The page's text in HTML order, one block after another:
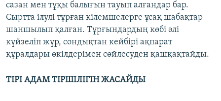
сазан мен тұқы балығын тауып алғандар бар.
Сыртта ілулі тұрған кілемшелерге ұсақ шабақтар
шаншылып қалған. Тұрғындардың көбі әлі
күйзеліп жүр, сондықтан кейбірі ақпарат
құралдары өкілдерімен сөйлесуден қашқақтайды.
ТІРІ АДАМ ТІРШІЛІГІН ЖАСАЙДЫ